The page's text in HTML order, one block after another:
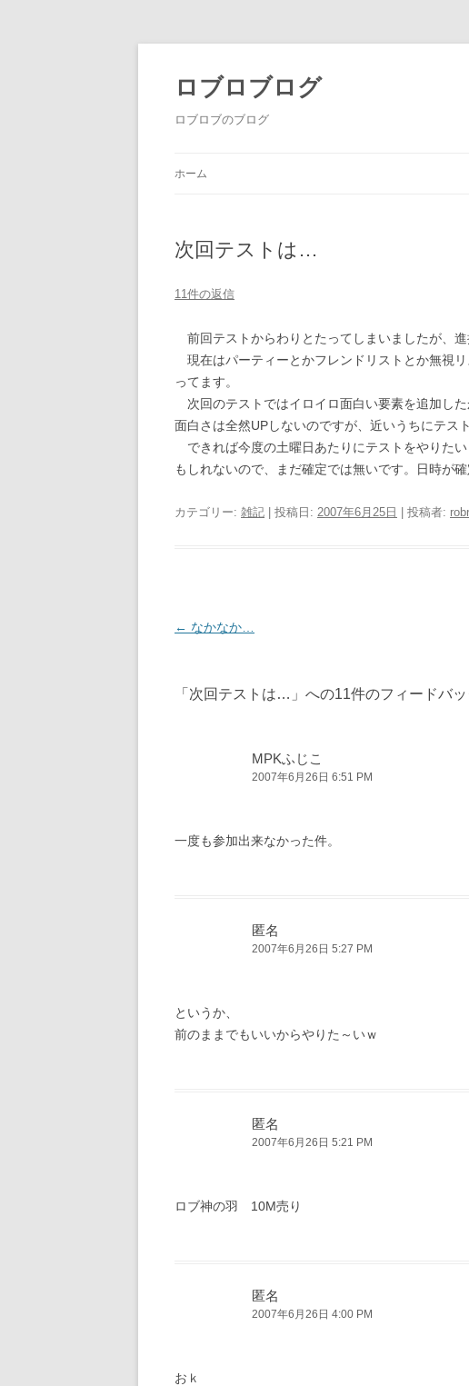
ロブロブログ
ロブロブのブログ
ホーム
次回テストは…
11件の返信
前回テストからわりとたってしまいましたが、
現在はパーティーとかフレンドリストとか無視
ってます。
次回のテストではイロイロ面白い要素を追加し
面白さは全然UPしないのですが、近いうちにテス
できれば今度の土曜日あたりにテストをやりた
もしれないので、まだ確定では無いです。日時が
カテゴリー: 雑記 | 投稿日: 2007年6月25日 投稿者:
投
← なかなか…
「 次回テストは… 」への11件のフィードバッ
MPKふじこ
2007年6月26日 6:51 PM
一度も参加出来なかった件。
匿名
2007年6月26日 5:27 PM
というか、
前のままでもいいからやりた～いｗ
匿名
2007年6月26日 5:21 PM
ロブ神の羽 10M売り
匿名
2007年6月26日 4:00 PM
おｋ